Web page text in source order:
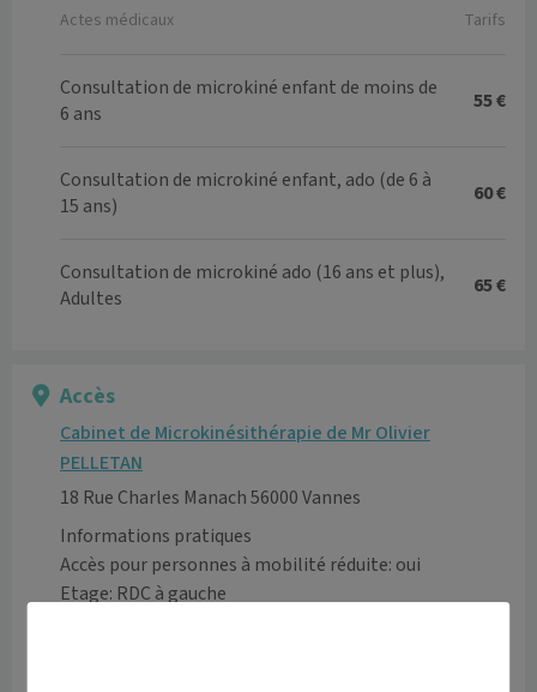
Actes médicaux Tarifs
Consultation de microkiné enfant de moins de
6 ans
55 €
Consultation de microkiné enfant, ado (de 6 à
15 ans)
60 €
Consultation de microkiné ado (16 ans et plus),
Adultes
65 €
Accès
Cabinet de Microkinésithérapie de Mr Olivier
PELLETAN
18 Rue Charles Manach 56000 Vannes
Informations pratiques
Accès pour personnes à mobilité réduite: oui
Etage: RDC à gauche